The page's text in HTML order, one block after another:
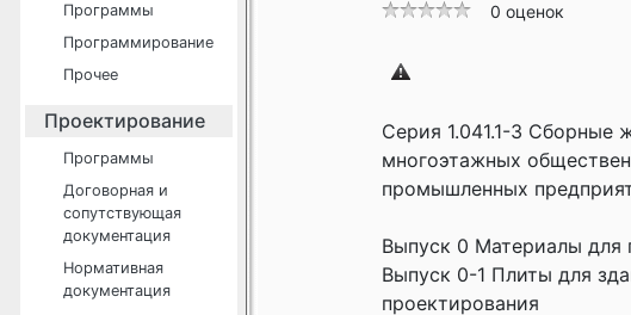
Программы
Программирование
Прочее
Проектирование
Программы
Договорная и
сопутствующая
документация
Нормативная
документация
0 оценок
Серия 1.041.1-3 Сборные
многоэтажных
промышленных
Выпуск 0 Материалы для
Выпуск 0-1 Плиты для
проектирования